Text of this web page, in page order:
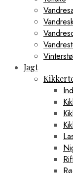
Jagt